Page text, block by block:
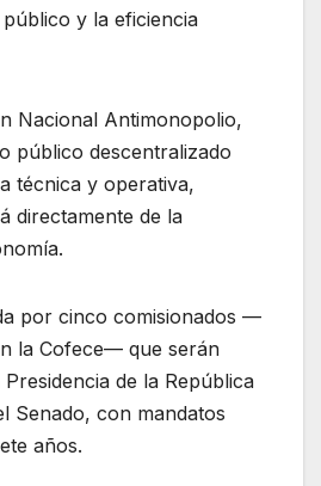
y la eficiencia
Nacional Antimonopolio,
público descentralizado
técnica y operativa,
directamente de la
por cinco comisionados —
la Cofece— que serán
de la República
Senado, con mandatos
años.